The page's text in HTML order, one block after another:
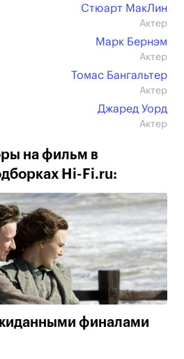
Стюарт МакЛин
Актер
Марк Бернэм
Актер
Томас Бангальтер
Актер
Джаред Уорд
Актер
на фильм в
Hi-Fi.ru:
финалами